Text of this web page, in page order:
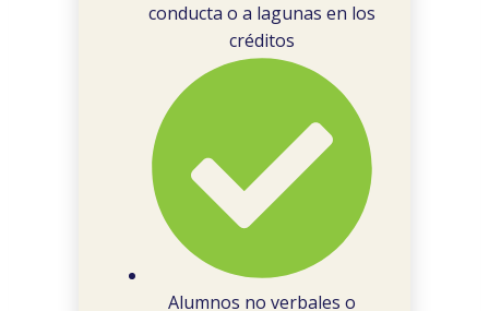
conducta o a lagunas en los
créditos
Alumnos no verbales o